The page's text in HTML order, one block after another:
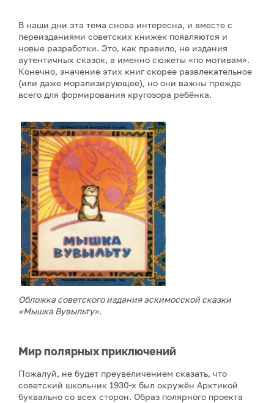
В наши дни эта тема снова интересна, и вместе с
переизданиями советских книжек появляются и
новые разработки. Это, как правило, не издания
аутентичных сказок, а именно сюжеты «по мотивам».
Конечно, значение этих книг скорее развлекательное
(или даже морализирующее), но они важны прежде
всего для формирования кругозора ребёнка.
Обложка советского издания эскимосской сказки
«Мышка Вувыльту».
Мир полярных приключений
Пожалуй, не будет преувеличением сказать, что
советский школьник 1930-х был окружён Арктикой
буквально со всех сторон. Образ полярного проекта